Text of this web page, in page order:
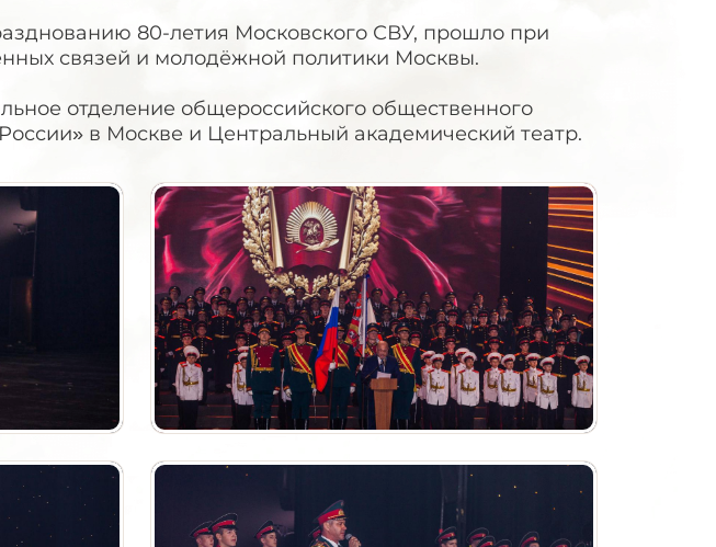
80-летия Московского СВУ, прошло при
связей и молодёжной политики Москвы.
отделение общероссийского общественного
в Москве и Центральный академический театр.